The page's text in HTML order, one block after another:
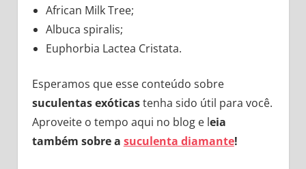
African Milk Tree;
Albuca spiralis;
Euphorbia Lactea Cristata.
Esperamos que esse conteúdo sobre
suculentas exóticastenha sido útil para você.
Aproveite o tempo aqui no blog e leia
também sobre a suculenta diamante!